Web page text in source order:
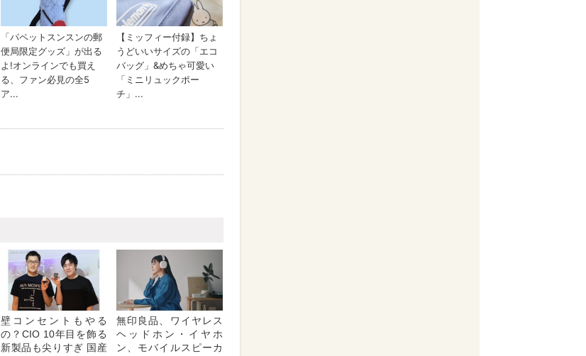
壁コンセントもやる
の？CIO 10年目を飾る
新製品も尖りすぎ 国産
無印良品、ワイヤレス
ヘッドホン・イヤホ
ン、モバイルスピーカ